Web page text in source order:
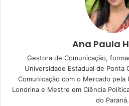
Carlos Alberto Scherer,
Ana Paula
Gestora de Comunicação,
Universidade Estadual de Ponta
Comunicação com o Mercado pela
Londrina e Mestre em Ciência
do Paraná.